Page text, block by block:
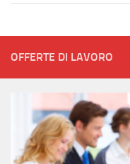
OFFERTE DI LAVORO